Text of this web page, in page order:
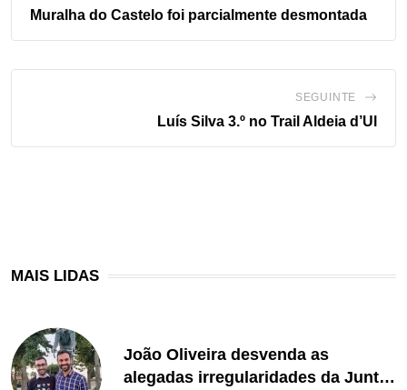
Muralha do Castelo foi parcialmente desmontada
SEGUINTE
Luís Silva 3.º no Trail Aldeia d’Ul
MAIS LIDAS
João Oliveira desvenda as
alegadas irregularidades da Junta